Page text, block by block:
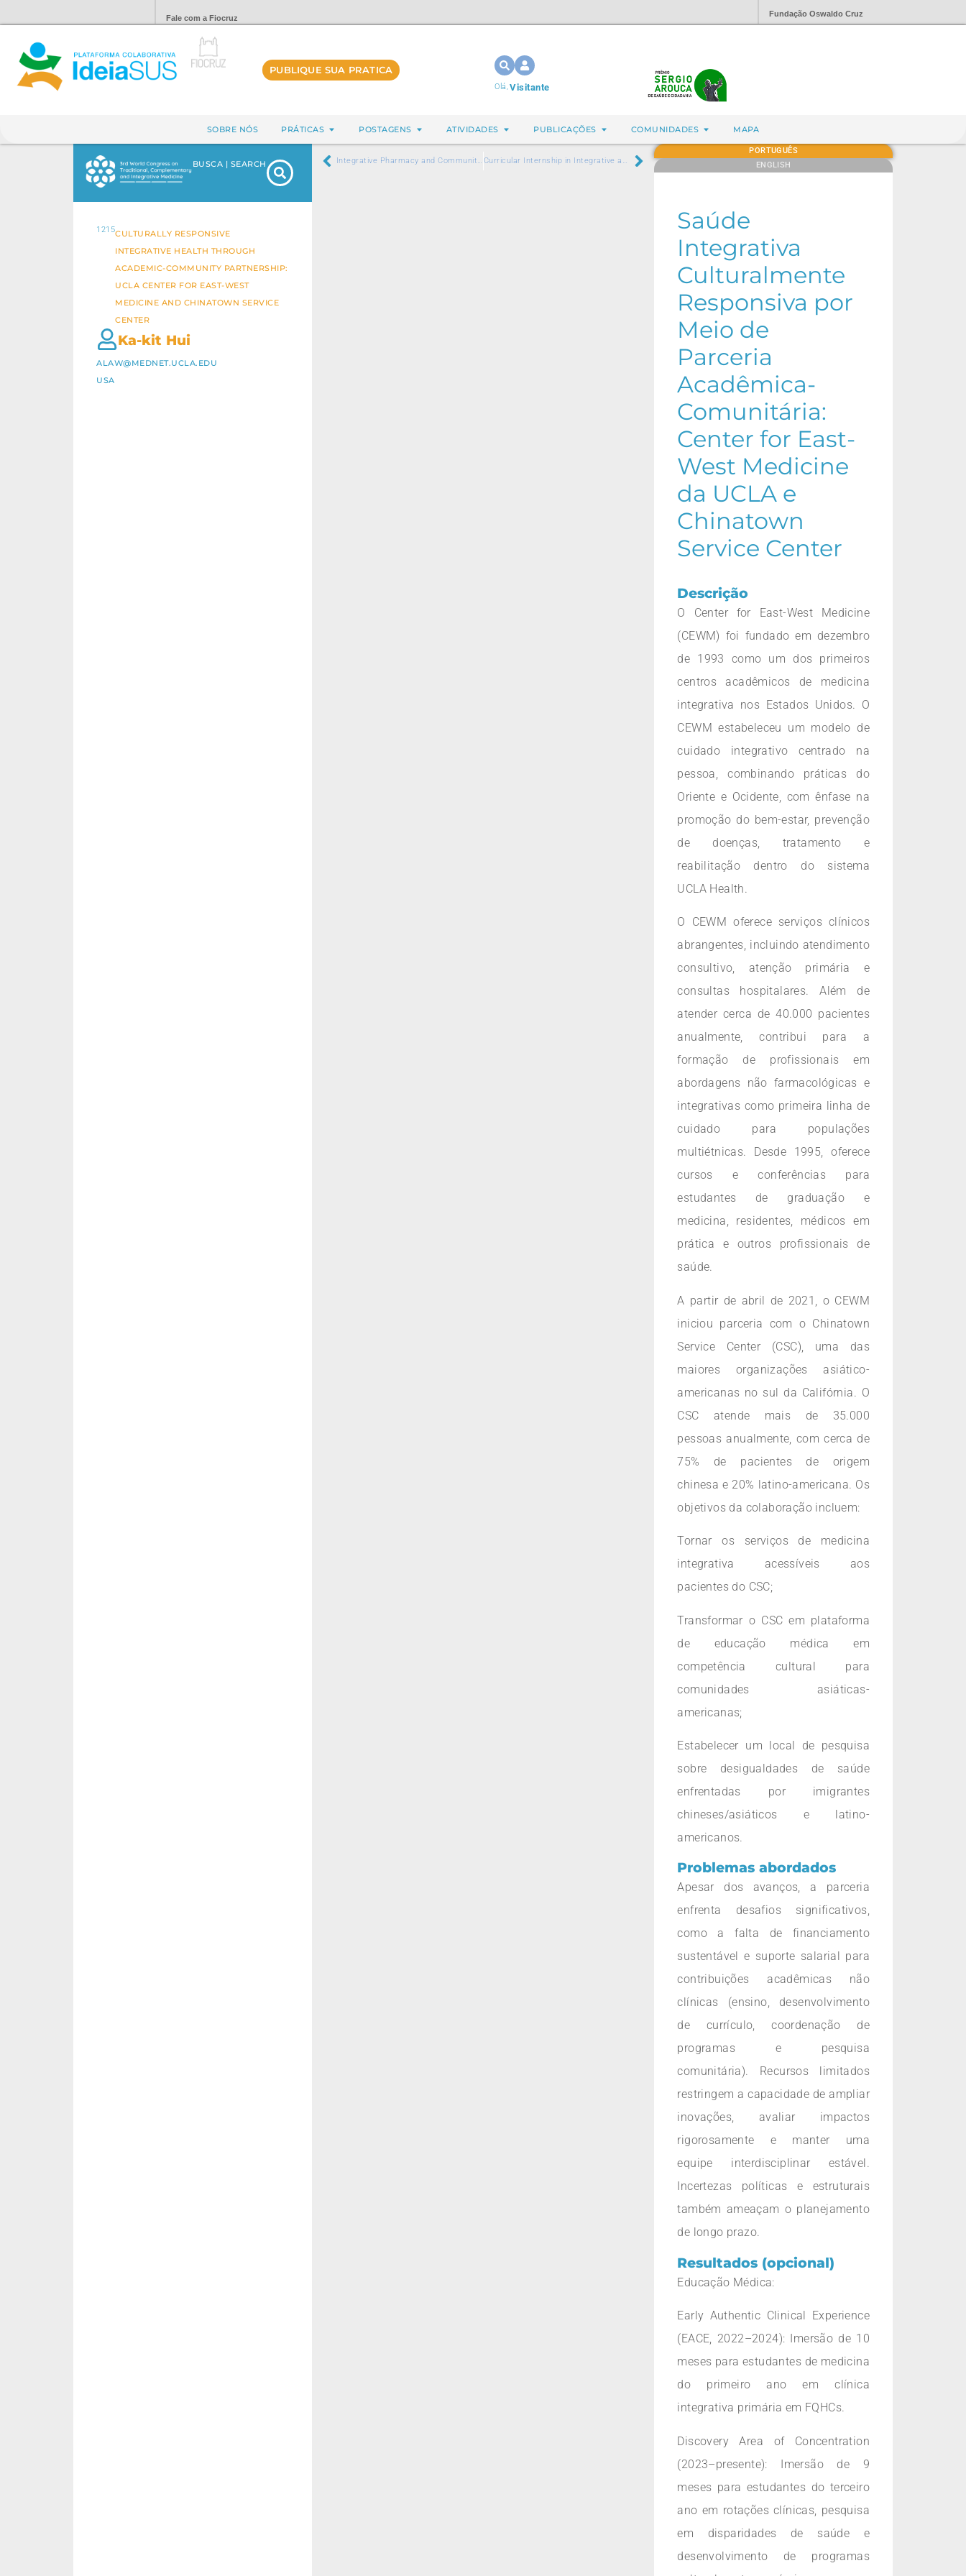
Fale com a Fiocruz Fundação Oswaldo Cruz
PUBLIQUE SUA PRATICA
Olá,Visitante
SOBRE NÓS PRÁTICAS POSTAGENS ATIVIDADES PUBLICAÇÕES COMUNIDADES MAPA
BUSCA | SEARCH
1215CULTURALLY RESPONSIVE
INTEGRATIVE HEALTH THROUGH
ACADEMIC-COMMUNITY PARTNERSHIP:
UCLA CENTER FOR EAST-WEST
MEDICINE AND CHINATOWN SERVICE
CENTER
Ka-kit Hui
ALAW@MEDNET.UCLA.EDU
USA
Integrative Pharmacy and Community Medicinal Garden Collaboration in a Vulnerable Territory: Farol Integrative Health – São Paulo, Brazil Curricular Internship in Integrative and Complementary Practices, Urban Agriculture, and Planetary Health for Family Health Residencies in Florianópolis, SC
PORTUGUÊS
ENGLISH
Saúde
Integrativa
Culturalmente
Responsiva por
Meio de
Parceria
Acadêmica-
Comunitária:
Center for East-
West Medicine
da UCLA e
Chinatown
Service Center
Descrição
O Center for East-West Medicine
(CEWM) foi fundado em dezembro
de 1993 como um dos primeiros
centros acadêmicos de medicina
integrativa nos Estados Unidos. O
CEWM estabeleceu um modelo de
cuidado integrativo centrado na
pessoa, combinando práticas do
Oriente e Ocidente, com ênfase na
promoção do bem-estar, prevenção
de doenças, tratamento e
reabilitação dentro do sistema
UCLA Health.
O CEWM oferece serviços clínicos
abrangentes, incluindo atendimento
consultivo, atenção primária e
consultas hospitalares. Além de
atender cerca de 40.000 pacientes
anualmente, contribui para a
formação de profissionais em
abordagens não farmacológicas e
integrativas como primeira linha de
cuidado para populações
multiétnicas. Desde 1995, oferece
cursos e conferências para
estudantes de graduação e
medicina, residentes, médicos em
prática e outros profissionais de
saúde.
A partir de abril de 2021, o CEWM
iniciou parceria com o Chinatown
Service Center (CSC), uma das
maiores organizações asiático-
americanas no sul da Califórnia. O
CSC atende mais de 35.000
pessoas anualmente, com cerca de
75% de pacientes de origem
chinesa e 20% latino-americana. Os
objetivos da colaboração incluem:
Tornar os serviços de medicina
integrativa acessíveis aos
pacientes do CSC;
Transformar o CSC em plataforma
de educação médica em
competência cultural para
comunidades asiáticas-
americanas;
Estabelecer um local de pesquisa
sobre desigualdades de saúde
enfrentadas por imigrantes
chineses/asiáticos e latino-
americanos.
Problemas abordados
Apesar dos avanços, a parceria
enfrenta desafios significativos,
como a falta de financiamento
sustentável e suporte salarial para
contribuições acadêmicas não
clínicas (ensino, desenvolvimento
de currículo, coordenação de
programas e pesquisa
comunitária). Recursos limitados
restringem a capacidade de ampliar
inovações, avaliar impactos
rigorosamente e manter uma
equipe interdisciplinar estável.
Incertezas políticas e estruturais
também ameaçam o planejamento
de longo prazo.
Resultados (opcional)
Educação Médica:
Early Authentic Clinical Experience
(EACE, 2022–2024): Imersão de 10
meses para estudantes de medicina
do primeiro ano em clínica
integrativa primária em FQHCs.
Discovery Area of Concentration
(2023–presente): Imersão de 9
meses para estudantes do terceiro
ano em rotações clínicas, pesquisa
em disparidades de saúde e
desenvolvimento de programas